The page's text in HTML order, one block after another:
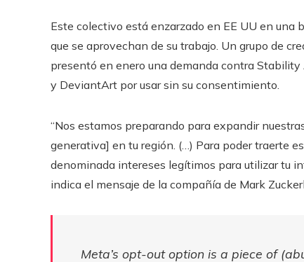
Este colectivo está enzarzado en EE UU en
que se aprovechan de su trabajo. Un grupo de
presentó en enero una demanda contra
y DeviantArt por usar sin su consentimiento.
“Nos estamos preparando para expandir
generativa] en tu región. (…) Para poder traerte
denominada intereses legítimos para utilizar tu
indica el mensaje de la compañía de Mark
Meta’s opt-out option is a piece of